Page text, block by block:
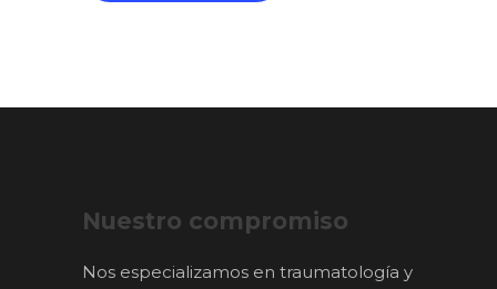
Nuestro compromiso
Nos especializamos en traumatología y